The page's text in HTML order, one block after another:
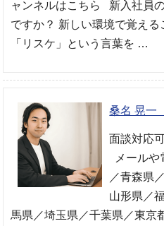
ャンネルはこちら 新入社員
ですか？ 新しい環境で覚える
「リスケ」という言葉を …
桑名 晃一
面談対応
メールや
／青森県
山形県／
馬県／埼玉県／千葉県／東京